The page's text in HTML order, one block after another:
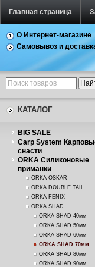
Главная страница
О Интернет-магазине
Самовывоз и
КАТАЛОГ
BIG SALE
Carp System
снасти
ORKA Силиконовые
приманки
ORKA OSKAR
ORKA DOUBLE TAIL
ORKA FENIX
ORKA SHAD
ORKA SHAD 40мм
ORKA SHAD 50мм
ORKA SHAD 60мм
ORKA SHAD 70мм
ORKA SHAD 80мм
ORKA SHAD 90мм